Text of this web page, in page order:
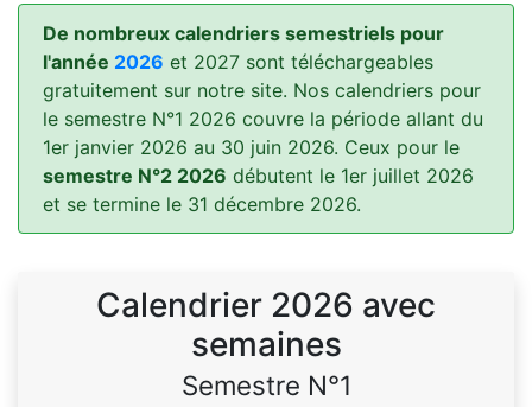
De nombreux calendriers semestriels pour
l'année 2026 et 2027 sont téléchargeables
gratuitement sur notre site. Nos calendriers pour
le semestre N°1 2026 couvre la période allant du
1er janvier 2026 au 30 juin 2026. Ceux pour le
semestre N°2 2026 débutent le 1er juillet 2026
et se termine le 31 décembre 2026.
Calendrier 2026 avec
semaines
Semestre N°1